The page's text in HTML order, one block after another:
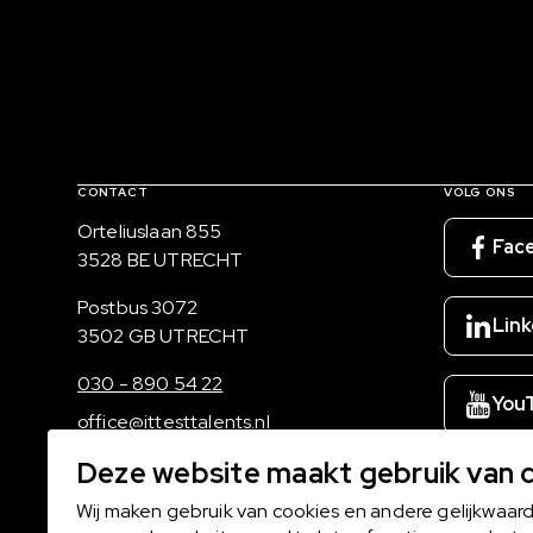
Deze website maakt gebruik van
Wij maken gebruik van cookies en andere
Contact, verdere links en colofon
CONTACT
Bezoekadres
Orteliuslaan 855
3528 BE UTRECHT
Postadres
Postbus 3072
3502 GB UTRECHT
030 - 890 54 22
office@ittesttalents.nl
VOLG ONS